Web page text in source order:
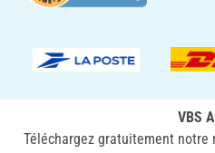
VBS
Téléchargez gratuitement notre